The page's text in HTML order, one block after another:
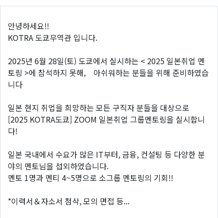
안녕하세요!!
KOTRA 도쿄무역관 입니다.
2025년 6월 28일(토) 도쿄에서 실시하는 < 2025 일본취업 멘
토링 >에 참석하지 못해, 아쉬워하는 분들을 위해 준비하였습
니다
일본 현지 취업을 희망하는 모든 구직자 분들을 대상으로
[2025 KOTRA도쿄] ZOOM 일본취업 그룹멘토링을 실시합니
다!
일본 국내에서 수요가 많은 IT부터, 금융, 컨설팅 등 다양한 분
야의 멘토님을 섭외하였습니다.
멘토 1명과 멘티 4~5명으로 소그룹 멘토링의 기회!!
*이력서＆자소서 첨삭, 모의 면접 등...